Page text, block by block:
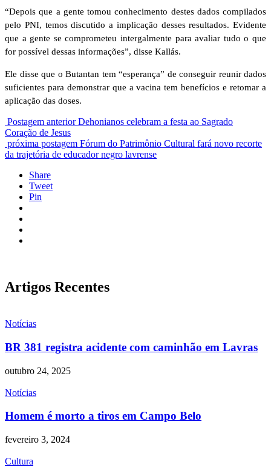
“Depois que a gente tomou conhecimento destes dados compilados
pelo PNI, temos discutido a implicação desses resultados. Evidente
que a gente se comprometeu intergalmente para avaliar tudo o que
for possível dessas informações”, disse Kallás.
Ele disse que o Butantan tem “esperança” de conseguir reunir dados
suficientes para demonstrar que a vacina tem benefícios e retomar a
aplicação das doses.
Postagem anterior Dehonianos celebram a festa ao Sagrado
Coração de Jesus
próxima postagem Fórum do Patrimônio Cultural fará novo recorte
da trajetória de educador negro lavrense
Share
Tweet
Pin
Artigos Recentes
Notícias
BR 381 registra acidente com caminhão em Lavras
outubro 24, 2025
Notícias
Homem é morto a tiros em Campo Belo
fevereiro 3, 2024
Cultura